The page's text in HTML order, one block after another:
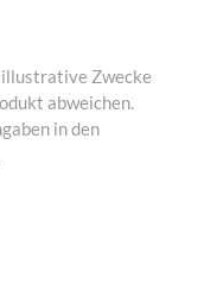
Zwecke
abweichen.
in den